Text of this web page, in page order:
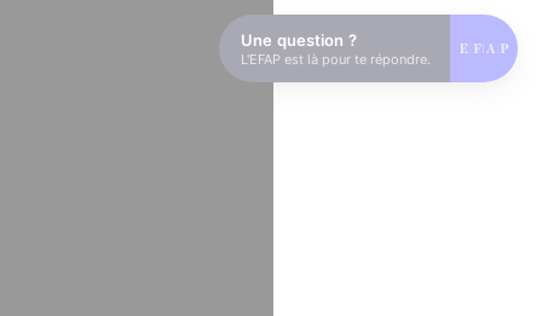
Une question ?
L'EFAP est là pour te répondre.